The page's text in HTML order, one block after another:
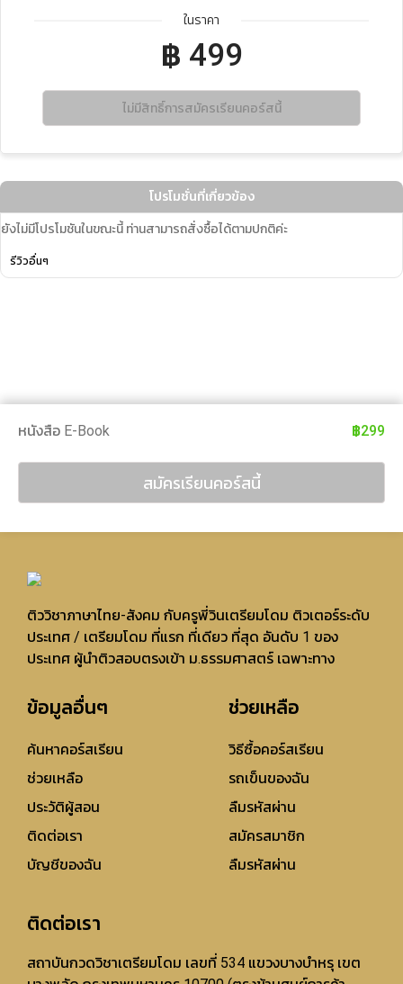
ในราคา
฿ 499
ไม่มีสิทธิ์การสมัครเรียนคอร์สนี้
โปรโมชั่นที่เกี่ยวข้อง
ยังไม่มีโปรโมชันในขณะนี้ ท่านสามารถสั่งซื้อได้ตามปกติค่ะ
รีวิวอื่นๆ
฿299
หนังสือ E-Book
สมัครเรียนคอร์สนี้
ติววิชาภาษาไทย-สังคม กับครูพี่วินเตรียมโดม ติวเตอร์ระดับ
ประเทศ / เตรียมโดม ที่แรก ที่เดียว ที่สุด อันดับ 1 ของ
ประเทศ ผู้นำติวสอบตรงเข้า ม.ธรรมศาสตร์ เฉพาะทาง
ข้อมูลอื่นๆ
ค้นหาคอร์สเรียน
ช่วยเหลือ
ประวัติผู้สอน
ติดต่อเรา
บัญชีของฉัน
ช่วยเหลือ
วิธีซื้อคอร์สเรียน
รถเข็นของฉัน
ลืมรหัสผ่าน
สมัครสมาชิก
ลืมรหัสผ่าน
ติดต่อเรา
สถาบันกวดวิชาเตรียมโดม เลขที่ 534 แขวงบางบำหรุ เขต